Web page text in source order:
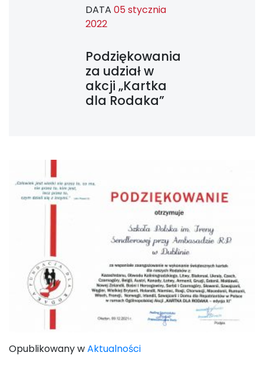
DATA 05 stycznia
2022
Podziękowania
za udział w
akcji „Kartka
dla Rodaka”
Opublikowany wAktualności